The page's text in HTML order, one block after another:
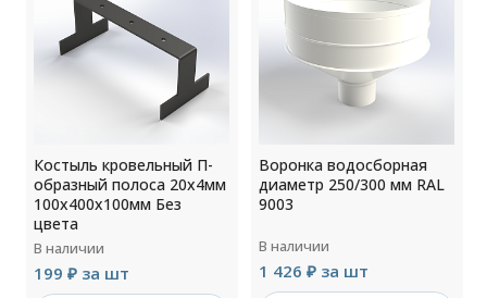
Костыль кровельный П-
образный полоса 20х4мм
100х400х100мм Без
цвета
В наличии
199 ₽ за шт
Воронка водосборная
диаметр 250/300 мм RAL
9003
В наличии
1 426 ₽ за шт